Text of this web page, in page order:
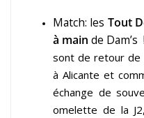
Match: les Tout
à main de Dam’s
sont de retour de
à Alicante et
échange de
omelette de la